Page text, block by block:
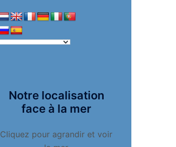
Notre localisation
face à la mer
Cliquez pour agrandir et voir